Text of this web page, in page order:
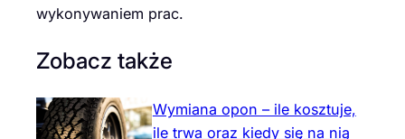
wykonywaniem prac.
Zobacz także
Wymiana opon – ile kosztuje,
ile trwa oraz kiedy się na nią